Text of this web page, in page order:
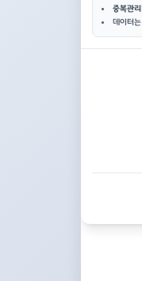
중복관리
데이터는